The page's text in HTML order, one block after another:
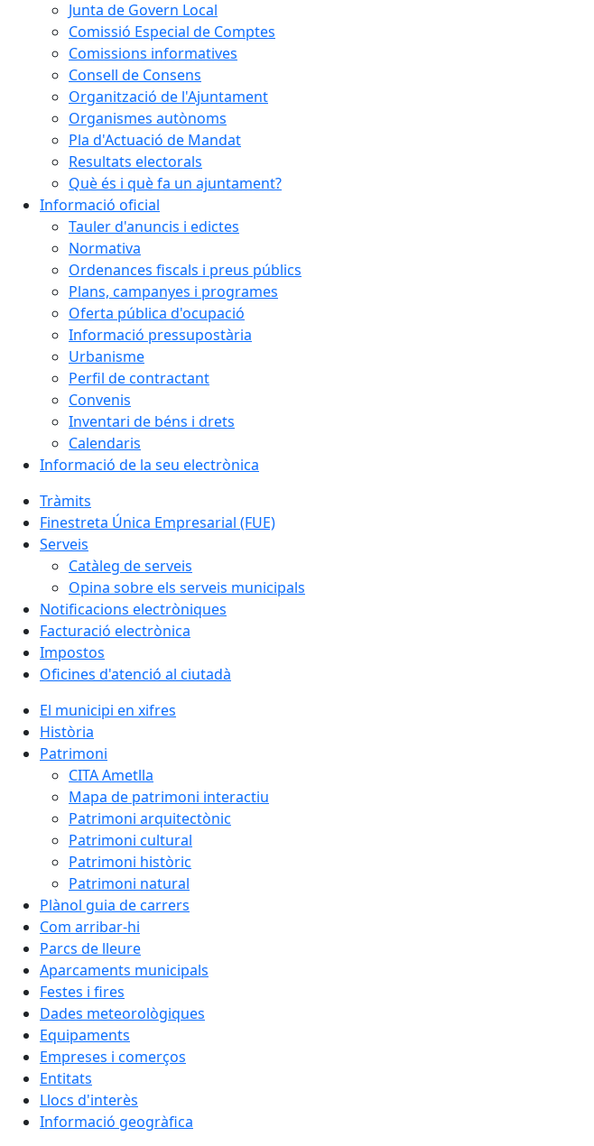
Junta de Govern Local
Comissió Especial de Comptes
Comissions informatives
Consell de Consens
Organització de l'Ajuntament
Organismes autònoms
Pla d'Actuació de Mandat
Resultats electorals
Què és i què fa un ajuntament?
Informació oficial
Tauler d'anuncis i edictes
Normativa
Ordenances fiscals i preus públics
Plans, campanyes i programes
Oferta pública d'ocupació
Informació pressupostària
Urbanisme
Perfil de contractant
Convenis
Inventari de béns i drets
Calendaris
Informació de la seu electrònica
Tràmits
Finestreta Única Empresarial (FUE)
Serveis
Catàleg de serveis
Opina sobre els serveis municipals
Notificacions electròniques
Facturació electrònica
Impostos
Oficines d'atenció al ciutadà
El municipi en xifres
Història
Patrimoni
CITA Ametlla
Mapa de patrimoni interactiu
Patrimoni arquitectònic
Patrimoni cultural
Patrimoni històric
Patrimoni natural
Plànol guia de carrers
Com arribar-hi
Parcs de lleure
Aparcaments municipals
Festes i fires
Dades meteorològiques
Equipaments
Empreses i comerços
Entitats
Llocs d'interès
Informació geogràfica